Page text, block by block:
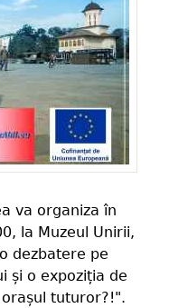
va organiza în
la Muzeul Unirii,
dezbatere pe
și o expoziția de
tuturor?!".